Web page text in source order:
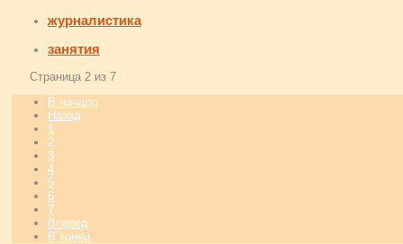
журналистика
занятия
Страница 2 из 7
В начало
Назад
1
2
3
4
5
6
7
Вперед
В конец